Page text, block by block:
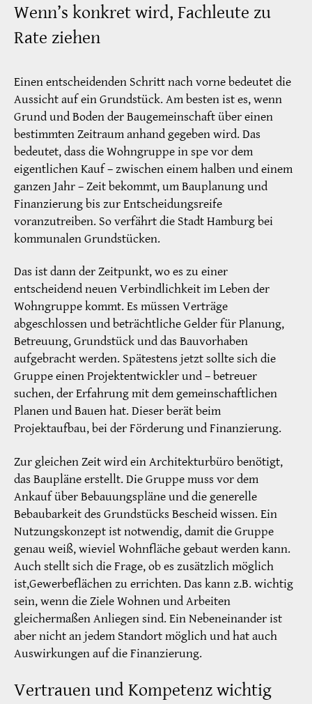
Wenn’s konkret wird, Fachleute zu
Rate ziehen
Einen entscheidenden Schritt nach vorne bedeutet die
Aussicht auf ein Grundstück. Am besten ist es, wenn
Grund und Boden der Baugemeinschaft über einen
bestimmten Zeitraum anhand gegeben wird. Das
bedeutet, dass die Wohngruppe in spe vor dem
eigentlichen Kauf – zwischen einem halben und einem
ganzen Jahr – Zeit bekommt, um Bauplanung und
Finanzierung bis zur Entscheidungsreife
voranzutreiben. So verfährt die Stadt Hamburg bei
kommunalen Grundstücken.
Das ist dann der Zeitpunkt, wo es zu einer
entscheidend neuen Verbindlichkeit im Leben der
Wohngruppe kommt. Es müssen Verträge
abgeschlossen und beträchtliche Gelder für Planung,
Betreuung, Grundstück und das Bauvorhaben
aufgebracht werden. Spätestens jetzt sollte sich die
Gruppe einen Projektentwickler und – betreuer
suchen, der Erfahrung mit dem gemeinschaftlichen
Planen und Bauen hat. Dieser berät beim
Projektaufbau, bei der Förderung und Finanzierung.
Zur gleichen Zeit wird ein Architekturbüro benötigt,
das Baupläne erstellt. Die Gruppe muss vor dem
Ankauf über Bebauungspläne und die generelle
Bebaubarkeit des Grundstücks Bescheid wissen. Ein
Nutzungskonzept ist notwendig, damit die Gruppe
genau weiß, wieviel Wohnfläche gebaut werden kann.
Auch stellt sich die Frage, ob es zusätzlich möglich
ist,Gewerbeflächen zu errichten. Das kann z.B. wichtig
sein, wenn die Ziele Wohnen und Arbeiten
gleichermaßen Anliegen sind. Ein Nebeneinander ist
aber nicht an jedem Standort möglich und hat auch
Auswirkungen auf die Finanzierung.
Vertrauen und Kompetenz wichtig